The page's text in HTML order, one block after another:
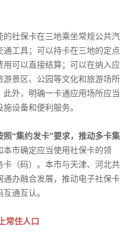
社保卡在三地乘坐常规公共汽
工具；可以持卡在三地的定点
用可以直接结算；可以在纳入应
景区、公园等文化和旅游场所
外，明确一卡通应用场所应当
设备和便利服务。
“集约发卡”要求，推动多卡集
本市确定应当使用社保卡的领
（码）。本市与天津、河北共
通办融合发展，推动电子社保卡
通互认。
常住人口